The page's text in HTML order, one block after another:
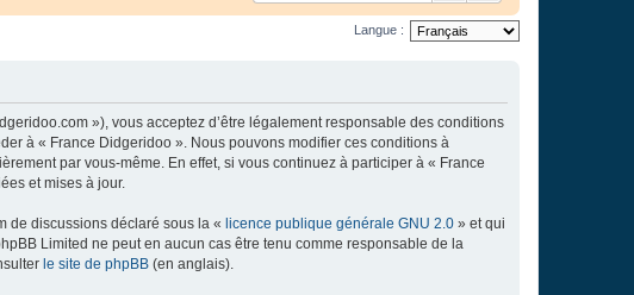
Langue :
»), vous acceptez d’être légalement responsable des conditions
à « France Didgeridoo ». Nous pouvons modifier ces conditions à
par vous-même. En effet, si vous continuez à participer à « France
et mises à jour.
de discussions déclaré sous la « licence publique générale GNU 2.0 » et qui
Limited ne peut en aucun cas être tenu comme responsable de la
le site de phpBB (en anglais).